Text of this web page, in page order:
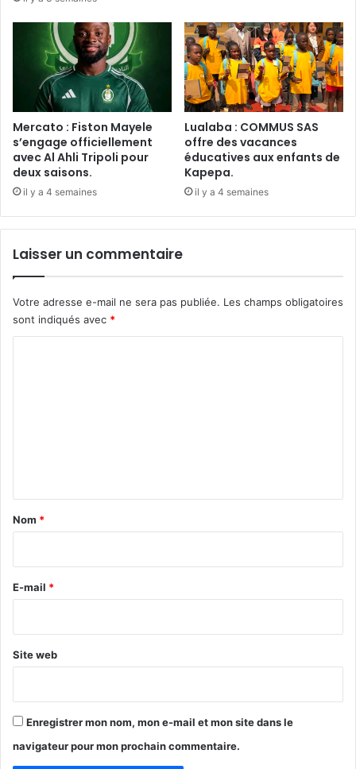
Mercato : Fiston Mayele
s’engage officiellement
avec Al Ahli Tripoli pour
deux saisons.
il y a 4 semaines
Lualaba : COMMUS SAS
offre des vacances
éducatives aux enfants de
Kapepa.
il y a 4 semaines
Laisser un commentaire
Votre adresse e-mail ne sera pas publiée. Les champs obligatoires
sont indiqués avec *
a
e
Nom *
E-mail *
Site web
Enregistrer mon nom, mon e-mail et mon site dans le
navigateur pour mon prochain commentaire.